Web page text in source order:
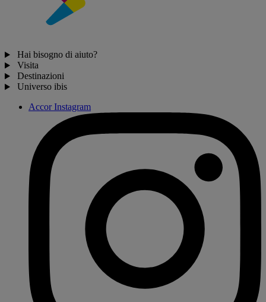
Hai bisogno di aiuto?
Visita
Destinazioni
Universo ibis
Accor Instagram